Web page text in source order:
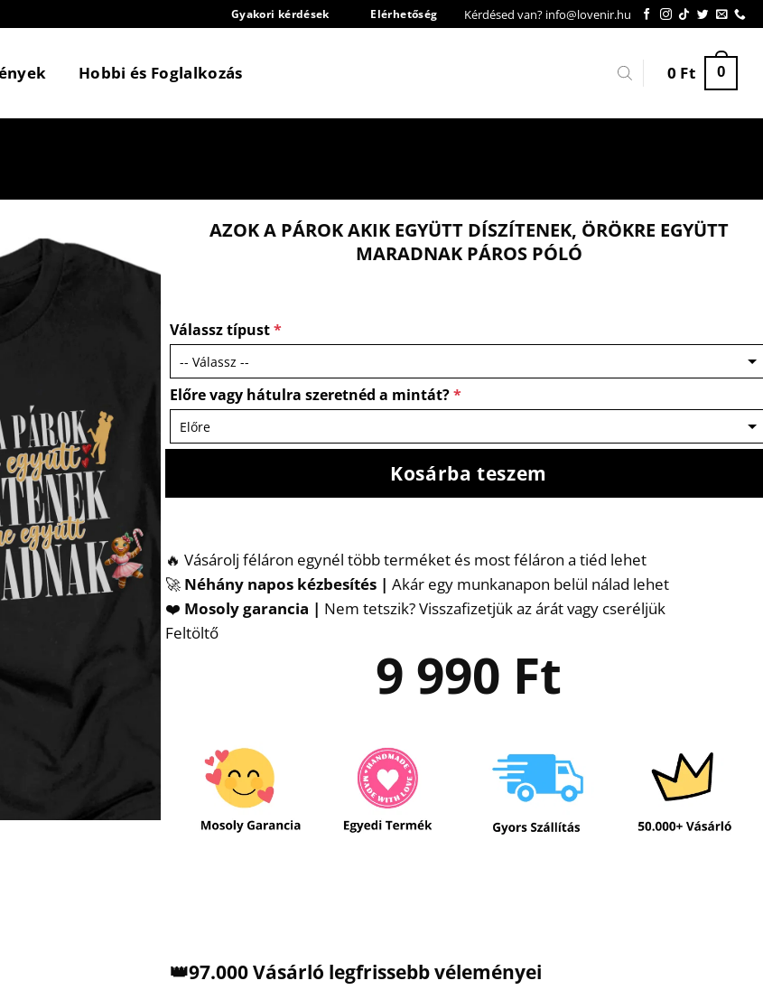
Gyakori kérdések Elérhetőség Kérdésed van? info@lovenir.hu
Hobbi és Foglalkozás 0 Ft 0
AZOK A PÁROK AKIK EGYÜTT DÍSZÍTENEK, ÖRÖKRE EGYÜTT
MARADNAK PÁROS PÓLÓ
Válassz típust*
Előre vagy hátulra szeretnéd a mintát?*
Kosárba teszem
🔥 Vásárolj féláron egynél több terméket és most féláron a tiéd lehet
🚀 Néhány napos kézbesítés | Akár egy munkanapon belül nálad lehet
❤️ Mosoly garancia | Nem tetszik? Visszafizetjük az árát vagy cseréljük
Feltöltő
9 990 Ft
👑97.000 Vásárló legfrissebb véleményei